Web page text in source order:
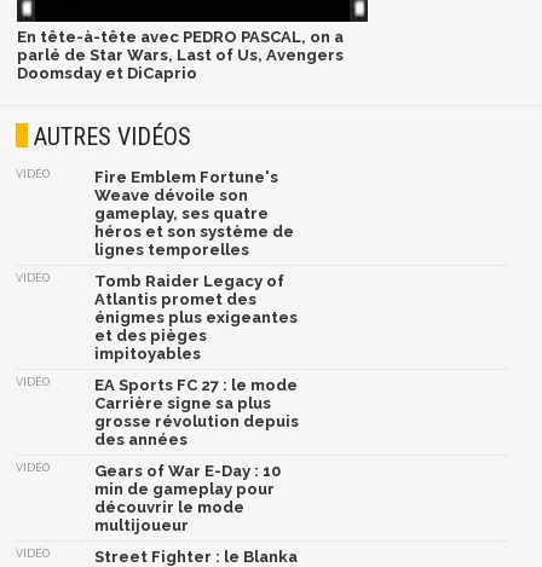
En tête-à-tête avec PEDRO PASCAL, on a
parlé de Star Wars, Last of Us, Avengers
Doomsday et DiCaprio
AUTRES VIDÉOS
VIDÉO
Fire Emblem Fortune's
Weave dévoile son
gameplay, ses quatre
héros et son système de
lignes temporelles
VIDÉO
Tomb Raider Legacy of
Atlantis promet des
énigmes plus exigeantes
et des pièges
impitoyables
VIDÉO
EA Sports FC 27 : le mode
Carrière signe sa plus
grosse révolution depuis
des années
VIDÉO
Gears of War E-Day : 10
min de gameplay pour
découvrir le mode
multijoueur
VIDÉO
Street Fighter : le Blanka